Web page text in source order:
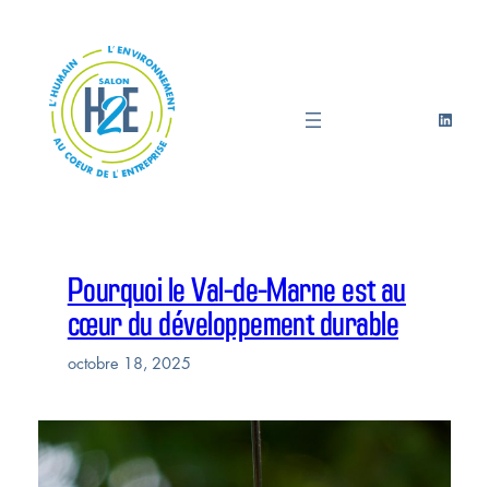
contenu
Pourquoi le Val-de-Marne est au
cœur du développement durable
octobre 18, 2025